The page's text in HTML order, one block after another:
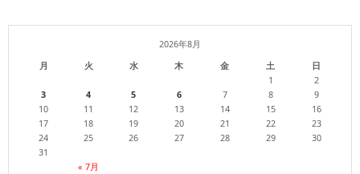
2026年8月
月
火 水 木 金 土 日
« 7月
1
2
3
4 5 6 7 8
9
10
11 12 13 14 15
16
17
18 19 20 21 22
23
24
25 26 27 28 29
30
31